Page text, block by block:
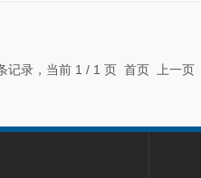
记录，当前 1 / 1 页 首页 上一